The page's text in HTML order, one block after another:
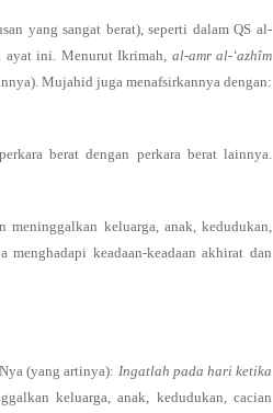
yang sangat berat), seperti dalam QS al-
ayat ini. Menurut Ikrimah, al-amr al-‘azhîm
Mujahid juga menafsirkannya dengan:
berat dengan perkara berat lainnya.
meninggalkan keluarga, anak, kedudukan,
menghadapi keadaan-keadaan akhirat dan
(yang artinya): Ingatlah pada hari ketika
keluarga, anak, kedudukan, cacian